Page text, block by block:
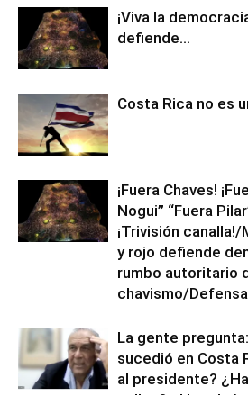
¡Viva la
defiende…
Costa Rica no es
¡Fuera Chaves!
Nogui” “Fuera
¡Trivisión
y rojo defiende
rumbo autoritario
chavismo/
La gente
sucedió en Costa
al presidente?